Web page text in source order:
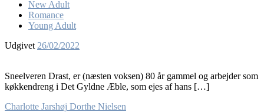
New Adult
Romance
Young Adult
Udgivet 26/02/2022
Sneelveren Drast, er (næsten voksen) 80 år gammel og arbejder som
køkkendreng i Det Gyldne Æble, som ejes af hans […]
Charlotte Jarshøj Dorthe Nielsen